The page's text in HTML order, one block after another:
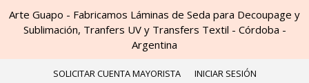
Arte Guapo - Fabricamos Láminas de Seda para Decoupage y
Sublimación, Tranfers UV y Transfers Textil - Córdoba -
Argentina
SOLICITAR CUENTA MAYORISTA INICIAR SESIÓN